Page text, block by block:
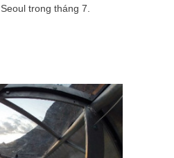
trong tháng 7.